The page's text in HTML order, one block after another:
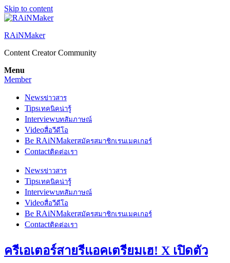
Skip to content
RAiNMaker
Content Creator Community
Menu
Member
Newsข่าวสาร
Tipsเทคนิคน่ารู้
Interviewบทสัมภาษณ์
Videoสื่อวีดีโอ
Be RAiNMakerสมัครสมาชิกเรนเมคเกอร์
Contactติดต่อเรา
Newsข่าวสาร
Tipsเทคนิคน่ารู้
Interviewบทสัมภาษณ์
Videoสื่อวีดีโอ
Be RAiNMakerสมัครสมาชิกเรนเมคเกอร์
Contactติดต่อเรา
ครีเอเตอร์สายรีแอคเตรียมเฮ! X เปิดตัว